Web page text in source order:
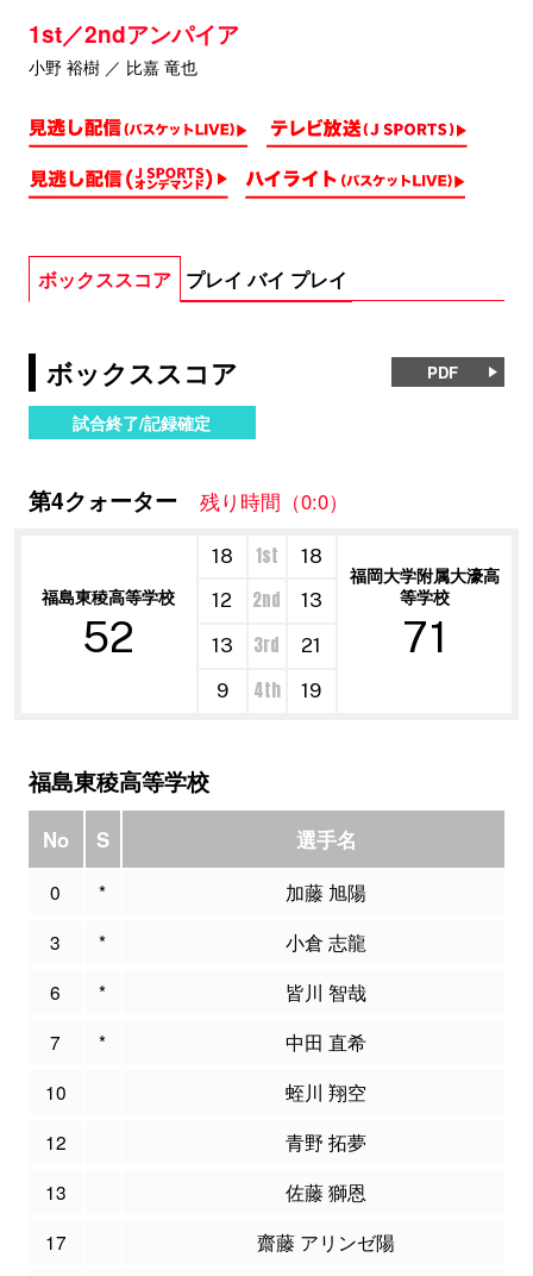
1st／2ndアンパイア
小野 裕樹 ／ 比嘉 竜也
ボックススコア プレイ バイ プレイ
ボックススコア PDF
試合終了/記録確定
第4クォーター 残り時間（0:0）
福島東稜高等学校
52
18 1st 18
福岡大学附属大濠高
等学校
71
12 2nd
13
13
3rd
21
9
4th 19
福島東稜高等学校
No S 選手名
0 *
加藤 旭陽
3
*
小倉 志龍
6
*
皆川 智哉
7
*
中田 直希
10
蛭川 翔空
12
青野 拓夢
13
佐藤 獅恩
17
齋藤 アリンゼ陽